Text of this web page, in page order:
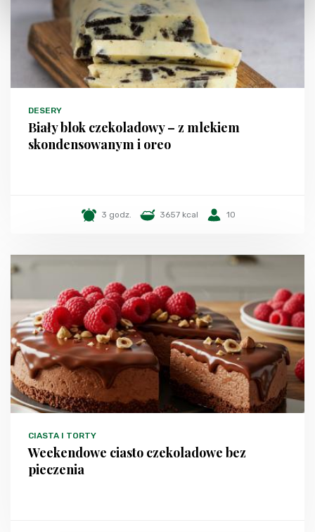
DESERY
Biały blok czekoladowy – z mlekiem
skondensowanym i oreo
3 godz. 3657 kcal 10
CIASTA I TORTY
Weekendowe ciasto czekoladowe bez
pieczenia